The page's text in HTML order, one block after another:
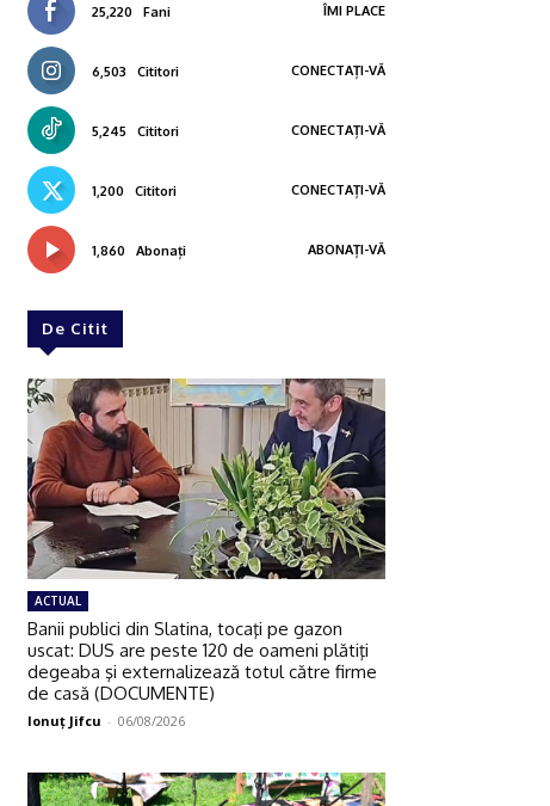
25,220 Fani ÎMI PLACE
6,503 Cititori CONECTAȚI-VĂ
5,245 Cititori CONECTAȚI-VĂ
1,200 Cititori CONECTAȚI-VĂ
1,860 Abonați ABONAȚI-VĂ
De Citit
ACTUAL
Banii publici din Slatina, tocaţi pe gazon
uscat: DUS are peste 120 de oameni plătiţi
degeaba şi externalizează totul către firme
de casă (DOCUMENTE)
Ionuţ Jifcu - 06/08/2026